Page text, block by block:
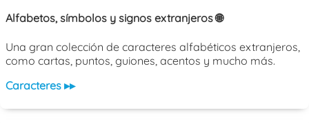
Alfabetos, símbolos y signos extranjeros 🌐
Una gran colección de caracteres alfabéticos extranjeros,
como cartas, puntos, guiones, acentos y mucho más.
Caracteres ▸▸